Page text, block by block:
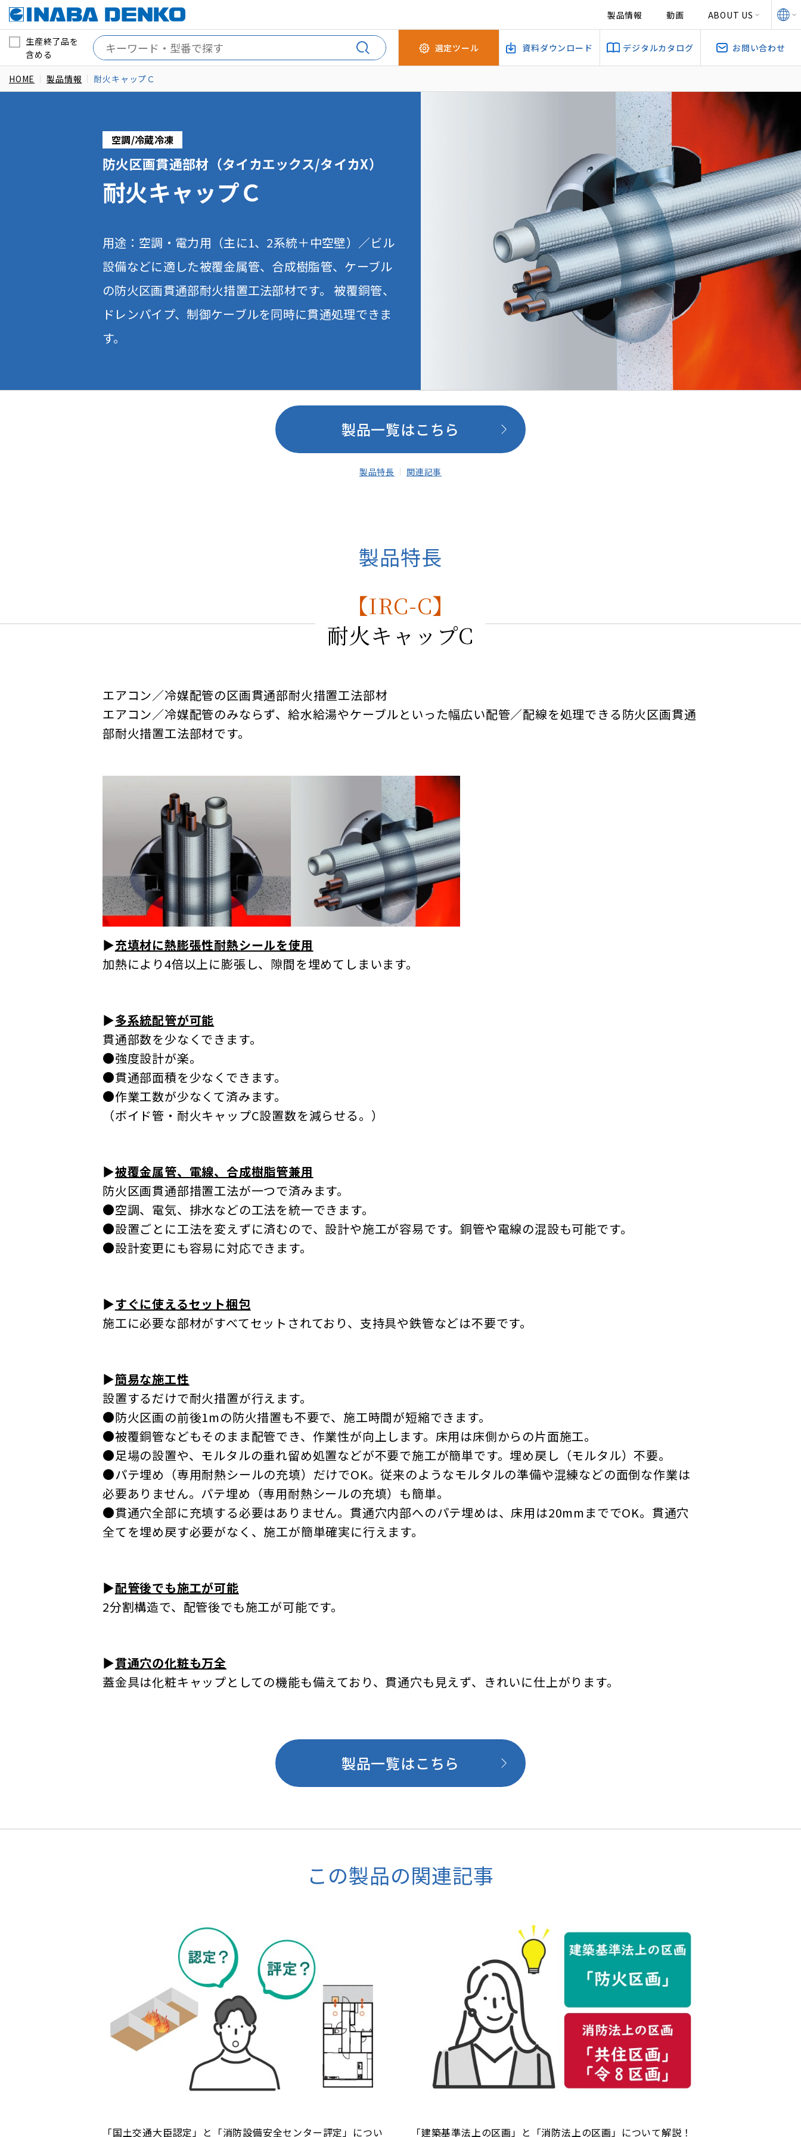
製品情報 動画 ABOUT US
生産終了品を
含める
選定ツール 資料ダウンロード デジタルカタログ お問い合わせ
HOME 製品情報 耐火キャップＣ
空調/冷蔵冷凍
防火区画貫通部材（タイカエックス/タイカX）
耐火キャップＣ
用途：空調・電力用（主に1、2系統＋中空壁）／ビル
設備などに適した被覆金属管、合成樹脂管、ケーブル
の防火区画貫通部耐火措置工法部材です。 被覆銅管、
ドレンパイプ、制御ケーブルを同時に貫通処理できま
す。
製品一覧はこちら
製品特長 関連記事
製品特長
【IRC-C】
耐火キャップC
エアコン／冷媒配管の区画貫通部耐火措置工法部材
エアコン／冷媒配管のみならず、給水給湯やケーブルといった幅広い配管／配線を処理できる防火区画貫通
部耐火措置工法部材です。
▶充填材に熱膨張性耐熱シールを使用
加熱により4倍以上に膨張し、隙間を埋めてしまいます。
▶多系統配管が可能
貫通部数を少なくできます。
●強度設計が楽。
●貫通部面積を少なくできます。
●作業工数が少なくて済みます。
（ボイド管・耐火キャップC設置数を減らせる。）
▶被覆金属管、電線、合成樹脂管兼用
防火区画貫通部措置工法が一つで済みます。
●空調、電気、排水などの工法を統一できます。
●設置ごとに工法を変えずに済むので、設計や施工が容易です。銅管や電線の混設も可能です。
●設計変更にも容易に対応できます。
▶すぐに使えるセット梱包
施工に必要な部材がすべてセットされており、支持具や鉄管などは不要です。
▶簡易な施工性
設置するだけで耐火措置が行えます。
●防火区画の前後1mの防火措置も不要で、施工時間が短縮できます。
●被覆銅管などもそのまま配管でき、作業性が向上します。床用は床側からの片面施工。
●足場の設置や、モルタルの垂れ留め処置などが不要で施工が簡単です。埋め戻し（モルタル）不要。
●パテ埋め（専用耐熱シールの充填）だけでOK。従来のようなモルタルの準備や混練などの面倒な作業は
必要ありません。パテ埋め（専用耐熱シールの充填）も簡単。
●貫通穴全部に充填する必要はありません。貫通穴内部へのパテ埋めは、床用は20mmまででOK。貫通穴
全てを埋め戻す必要がなく、施工が簡単確実に行えます。
▶配管後でも施工が可能
2分割構造で、配管後でも施工が可能です。
▶貫通穴の化粧も万全
蓋金具は化粧キャップとしての機能も備えており、貫通穴も見えず、きれいに仕上がります。
製品一覧はこちら
この製品の関連記事
「国土交通大臣認定」と「消防設備安全センター評定」につい 「建築基準法上の区画」と「消防法上の区画」について解説！